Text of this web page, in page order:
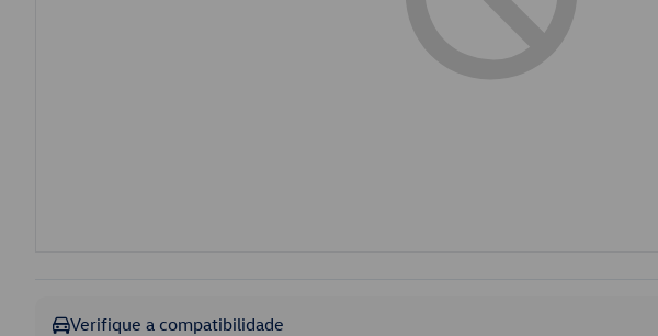
Verifique a compatibilidade